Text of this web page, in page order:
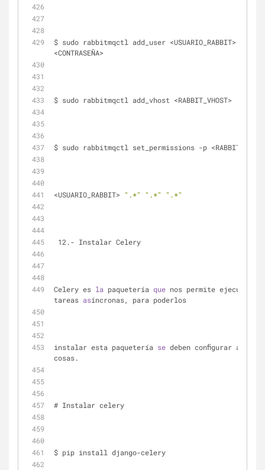
$ sudo rabbitmqctl add_user <USUARIO_RABBIT>
<CONTRASEÑA>
$ sudo rabbitmqctl add_vhost <RABBIT_VHOST>
<USUARIO_RABBIT> ".*" ".*" ".*"
12.- Instalar Celery
Celery es la paquetería que nos permite ejecutar
tareas asíncronas, para poderlos
instalar esta paquetería se deben conﬁgurar algunas
cosas.
# Instalar celery
$ pip install django-celery